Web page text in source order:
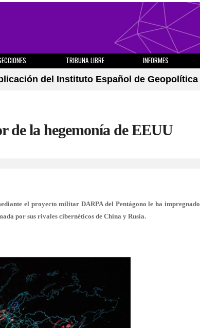
TRIBUNA LIBRE INFORMES
del Instituto Español de Geopolítica
de la hegemonía de EEUU
el proyecto militar DARPA del Pentágono le ha impregnado
por sus rivales cibernéticos de China y Rusia.